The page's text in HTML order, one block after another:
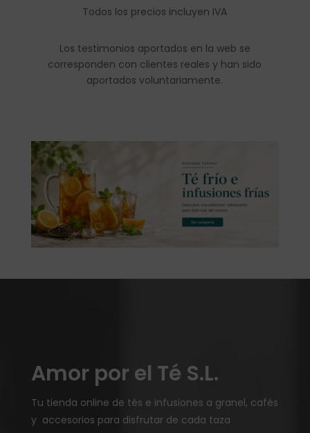
Todos los precios incluyen IVA
Los testimonios aportados en la web se
corresponden con clientes reales y han sido
aportados voluntariamente.
Amor por el Té S.L.
Tu tienda online de tés e infusiones a granel, cafés
y accesorios para disfrutar de cada taza